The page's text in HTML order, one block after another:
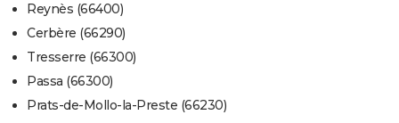
Reynès (66400)
Cerbère (66290)
Tresserre (66300)
Passa (66300)
Prats-de-Mollo-la-Preste (66230)